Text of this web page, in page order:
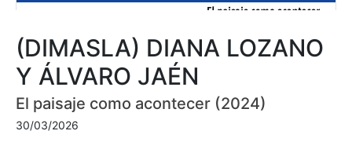
(DIMASLA) DIANA LOZANO
Y ÁLVARO JAÉN
El paisaje como acontecer (2024)
30/03/2026